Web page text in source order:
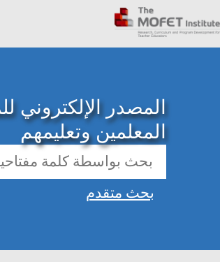
المصدر الإلكتروني
المعلمين وتعليمهم
بحث متقدم